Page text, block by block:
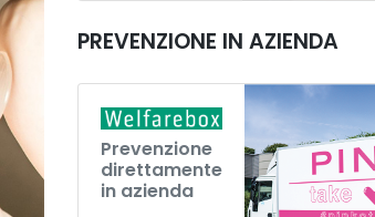
PREVENZIONE IN AZIENDA
Prevenzione
direttamente
in azienda